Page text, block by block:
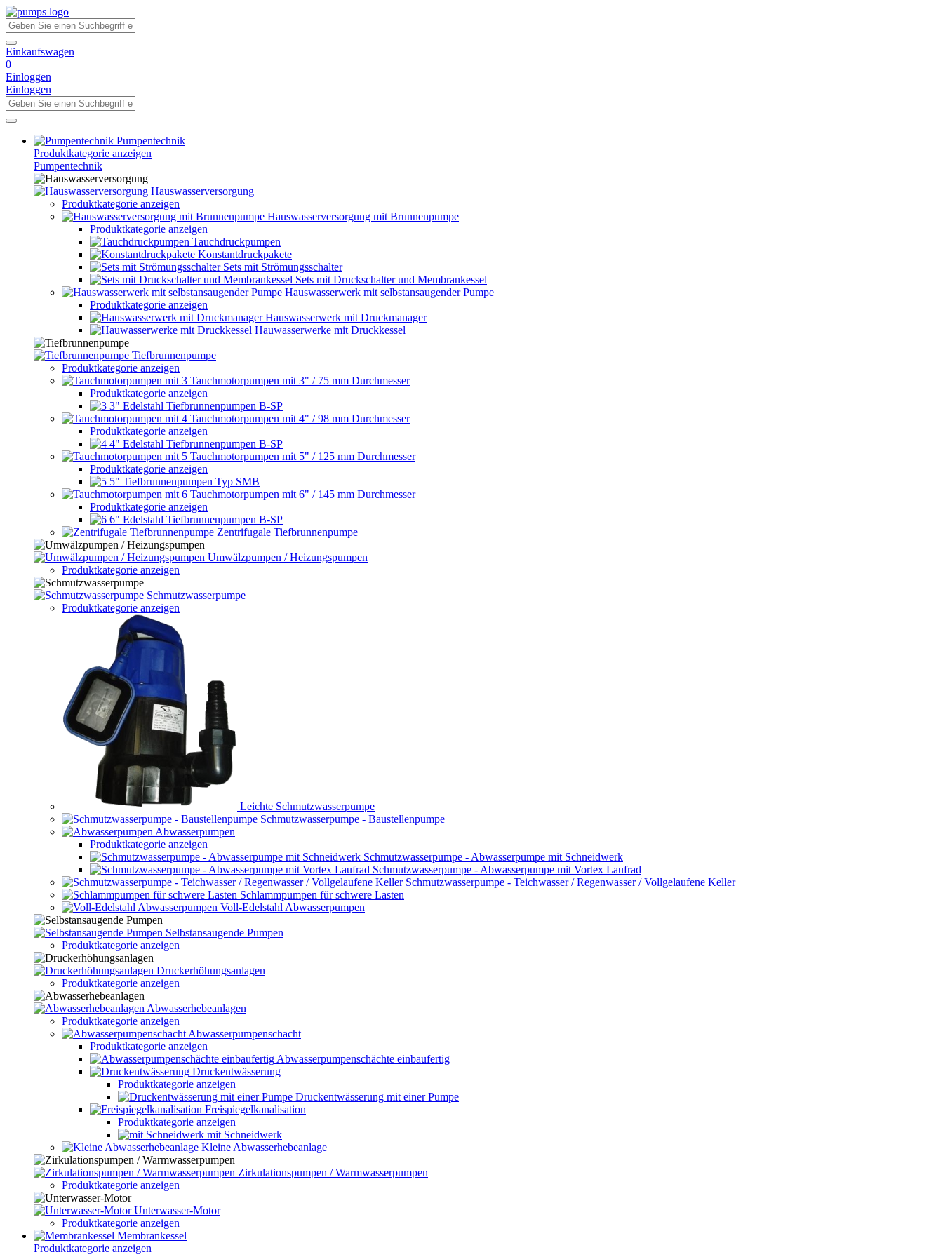
Einkaufswagen
0
Einloggen
Einloggen
Pumpentechnik
Produktkategorie anzeigen
Pumpentechnik
Hauswasserversorgung
Produktkategorie anzeigen
Hauswasserversorgung mit Brunnenpumpe
Produktkategorie anzeigen
Tauchdruckpumpen
Konstantdruckpakete
Sets mit Strömungsschalter
Sets mit Druckschalter und Membrankessel
Hauswasserwerk mit selbstansaugender Pumpe
Produktkategorie anzeigen
Hauswasserwerk mit Druckmanager
Hauwasserwerke mit Druckkessel
Tiefbrunnenpumpe
Produktkategorie anzeigen
Tauchmotorpumpen mit 3" / 75 mm Durchmesser
Produktkategorie anzeigen
3" Edelstahl Tiefbrunnenpumpen B-SP
Tauchmotorpumpen mit 4" / 98 mm Durchmesser
Produktkategorie anzeigen
4" Edelstahl Tiefbrunnenpumpen B-SP
Tauchmotorpumpen mit 5" / 125 mm Durchmesser
Produktkategorie anzeigen
5" Tiefbrunnenpumpen Typ SMB
Tauchmotorpumpen mit 6" / 145 mm Durchmesser
Produktkategorie anzeigen
6" Edelstahl Tiefbrunnenpumpen B-SP
Zentrifugale Tiefbrunnenpumpe
Umwälzpumpen / Heizungspumpen
Produktkategorie anzeigen
Schmutzwasserpumpe
Produktkategorie anzeigen
Leichte Schmutzwasserpumpe
Schmutzwasserpumpe - Baustellenpumpe
Abwasserpumpen
Produktkategorie anzeigen
Schmutzwasserpumpe - Abwasserpumpe mit Schneidwerk
Schmutzwasserpumpe - Abwasserpumpe mit Vortex Laufrad
Schmutzwasserpumpe - Teichwasser / Regenwasser / Vollgelaufene Keller
Schlammpumpen für schwere Lasten
Voll-Edelstahl Abwasserpumpen
Selbstansaugende Pumpen
Produktkategorie anzeigen
Druckerhöhungsanlagen
Produktkategorie anzeigen
Abwasserhebeanlagen
Produktkategorie anzeigen
Abwasserpumpenschacht
Produktkategorie anzeigen
Abwasserpumpenschächte einbaufertig
Druckentwässerung
Produktkategorie anzeigen
Druckentwässerung mit einer Pumpe
Freispiegelkanalisation
Produktkategorie anzeigen
mit Schneidwerk
Kleine Abwasserhebeanlage
Zirkulationspumpen / Warmwasserpumpen
Produktkategorie anzeigen
Unterwasser-Motor
Produktkategorie anzeigen
Membrankessel
Produktkategorie anzeigen